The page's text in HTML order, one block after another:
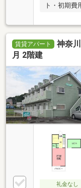
ト・初期費
賃貸アパート
神奈
月 2階建
礼金なし